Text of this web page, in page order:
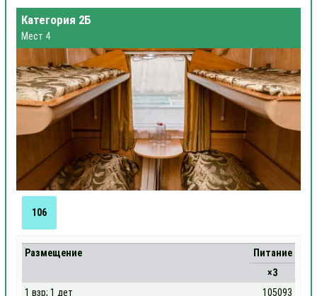
Категория 2Б
Мест 4
106
Размещение
Питание
×3
1 взр; 1 дет
105093